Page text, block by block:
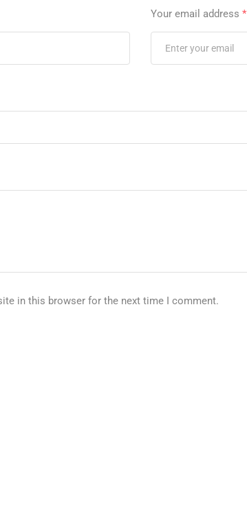
Your email address *
in this browser for the next time I comment.